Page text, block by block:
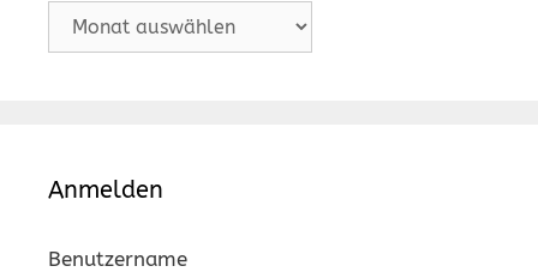
Archiv
Anmelden
Benutzername